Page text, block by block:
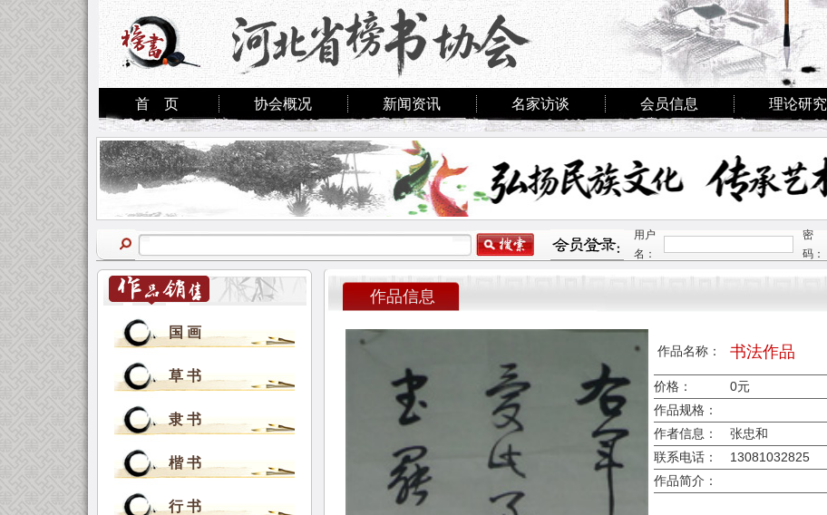
首 页 协会概况 新闻资讯 名家访谈 会员信息 理论研究
用户
名：
密
码：
国 画
草 书
隶 书
楷 书
行 书
作品信息
作品名称： 书法作品
价格：
0元
作品规格：
作者信息：
张忠和
联系电话：
13081032825
作品简介：